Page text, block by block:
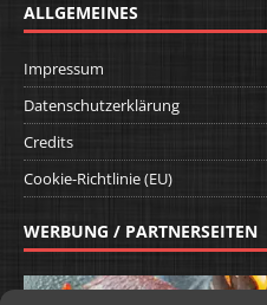
ALLGEMEINES
Impressum
Datenschutzerklärung
Credits
Cookie-Richtlinie (EU)
WERBUNG / PARTNERSEITEN